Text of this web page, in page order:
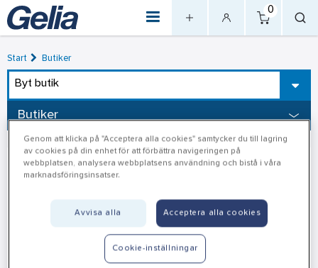
0
Start Butiker
Byt butik
Butiker
Genom att klicka på "Acceptera alla cookies" samtycker du till lagring
av cookies på din enhet för att förbättra navigeringen på
webbplatsen, analysera webbplatsens användning och bistå i våra
marknadsföringsinsatser.
Avvisa alla Acceptera alla cookies
Cookie-inställningar